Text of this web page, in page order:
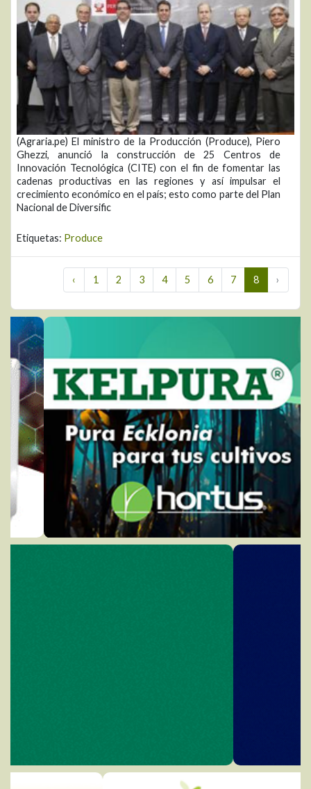
(Agraria.pe) El ministro de la Producción (Produce), Piero
Ghezzi, anunció la construcción de 25 Centros de
Innovación Tecnológica (CITE) con el fin de fomentar las
cadenas productivas en las regiones y así impulsar el
crecimiento económico en el país; esto como parte del Plan
Nacional de Diversific
Etiquetas: Produce
‹ 1 2 3 4 5 6 7 8 ›